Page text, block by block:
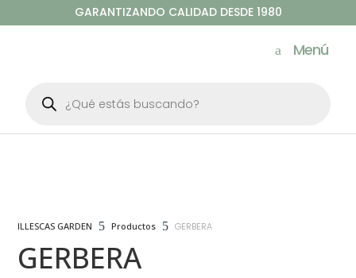
GARANTIZANDO CALIDAD DESDE 1980
Menú
productos
ILLESCAS GARDEN 5 Productos 5 GERBERA
GERBERA